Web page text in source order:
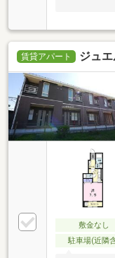
賃貸アパート ジュ
敷金なし
駐車場(近隣